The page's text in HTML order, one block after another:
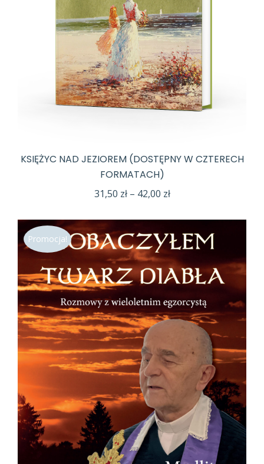
KSIĘŻYC NAD JEZIOREM (DOSTĘPNY W CZTERECH
FORMATACH)
31,50 zł – 42,00 złZakres
31,50 zł
do
42,00 zł
Promocja!